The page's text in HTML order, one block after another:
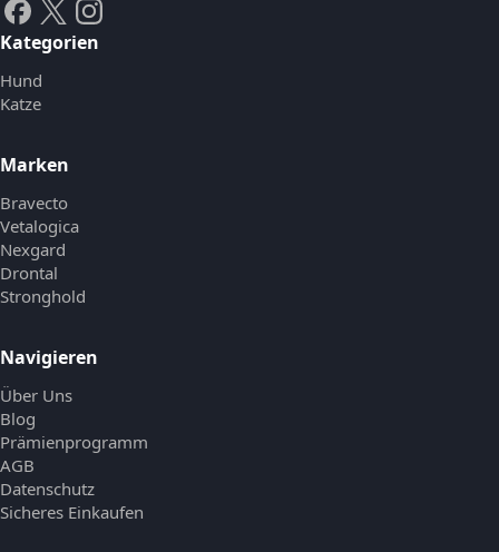
Kategorien
Hund
Katze
Marken
Bravecto
Vetalogica
Nexgard
Drontal
Stronghold
Navigieren
Über Uns
Blog
Prämienprogramm
AGB
Datenschutz
Sicheres Einkaufen